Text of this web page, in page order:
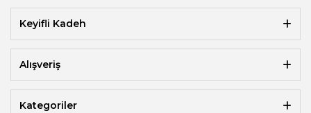
Keyifli Kadeh
Alışveriş
Kategoriler